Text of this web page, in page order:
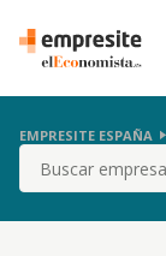
EMPRESITE ESPAÑA
Buscar